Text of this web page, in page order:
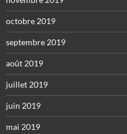
octobre 2019
septembre 2019
août 2019
juillet 2019
juin 2019
mai 2019